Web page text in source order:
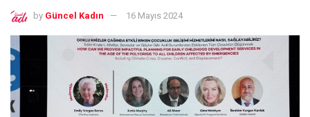
by Güncel Kadın 16 Mayıs 2024